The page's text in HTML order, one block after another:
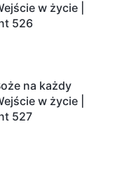
w życie |
526
na każdy
w życie |
527